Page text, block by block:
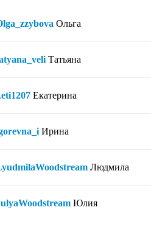
Ольга
Татьяна
Екатерина
Ирина
Людмила
Юлия